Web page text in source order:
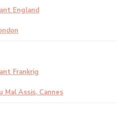
England
Frankrig
Mal Assis, Cannes